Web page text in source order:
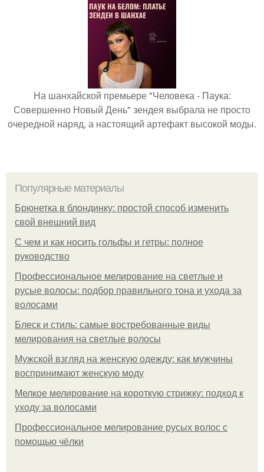
На шанхайской премьере "Человека - Паука:
Совершенно Новый День" зендея выбрала не просто
очередной наряд, а настоящий артефакт высокой моды.
Популярные материалы
Брюнетка в блондинку: простой способ изменить
свой внешний вид
С чем и как носить гольфы и гетры: полное
руководство
Профессиональное мелирование на светлые и
русые волосы: подбор правильного тона и ухода за
волосами
Блеск и стиль: самые востребованные виды
мелирования на светлые волосы
Мужской взгляд на женскую одежду: как мужчины
воспринимают женскую моду
Мелкое мелирование на короткую стрижку: подход к
уходу за волосами
Профессиональное мелирование русых волос с
помощью чёлки